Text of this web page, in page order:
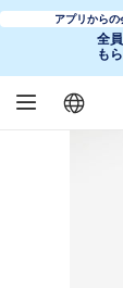
アプリからの
全
も
日本語
English
简体中文
繁體中文